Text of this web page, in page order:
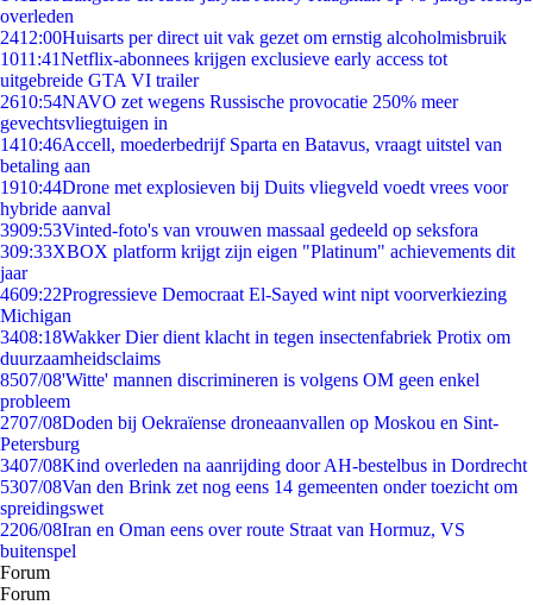
overleden
2412:00Huisarts per direct uit vak gezet om ernstig alcoholmisbruik
1011:41Netflix-abonnees krijgen exclusieve early access tot
uitgebreide GTA VI trailer
2610:54NAVO zet wegens Russische provocatie 250% meer
gevechtsvliegtuigen in
1410:46Accell, moederbedrijf Sparta en Batavus, vraagt uitstel van
betaling aan
1910:44Drone met explosieven bij Duits vliegveld voedt vrees voor
hybride aanval
3909:53Vinted-foto's van vrouwen massaal gedeeld op seksfora
309:33XBOX platform krijgt zijn eigen "Platinum" achievements dit
jaar
4609:22Progressieve Democraat El-Sayed wint nipt voorverkiezing
Michigan
3408:18Wakker Dier dient klacht in tegen insectenfabriek Protix om
duurzaamheidsclaims
8507/08'Witte' mannen discrimineren is volgens OM geen enkel
probleem
2707/08Doden bij Oekraïense droneaanvallen op Moskou en Sint-
Petersburg
3407/08Kind overleden na aanrijding door AH-bestelbus in Dordrecht
5307/08Van den Brink zet nog eens 14 gemeenten onder toezicht om
spreidingswet
2206/08Iran en Oman eens over route Straat van Hormuz, VS
buitenspel
Forum
Forum